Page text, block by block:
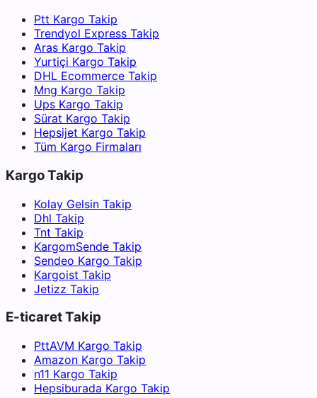
Ptt Kargo Takip
Trendyol Express Takip
Aras Kargo Takip
Yurtiçi Kargo Takip
DHL Ecommerce Takip
Mng Kargo Takip
Ups Kargo Takip
Sürat Kargo Takip
Hepsijet Kargo Takip
Tüm Kargo Firmaları
Kargo Takip
Kolay Gelsin Takip
Dhl Takip
Tnt Takip
KargomSende Takip
Sendeo Kargo Takip
Kargoist Takip
Jetizz Takip
E-ticaret Takip
PttAVM Kargo Takip
Amazon Kargo Takip
n11 Kargo Takip
Hepsiburada Kargo Takip